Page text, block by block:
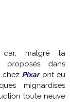
car, malgré la
proposés dans
chez Pixaront eu
mignardises
toute neuve